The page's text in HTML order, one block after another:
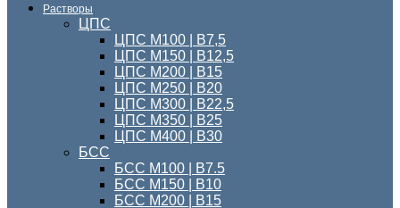
Растворы
ЦПС
ЦПС М100 | B7,5
ЦПС М150 | В12,5
ЦПС М200 | В15
ЦПС М250 | В20
ЦПС М300 | B22,5
ЦПС М350 | В25
ЦПС M400 | B30
БСС
БСС М100 | B7.5
БСС М150 | В10
БСС М200 | В15